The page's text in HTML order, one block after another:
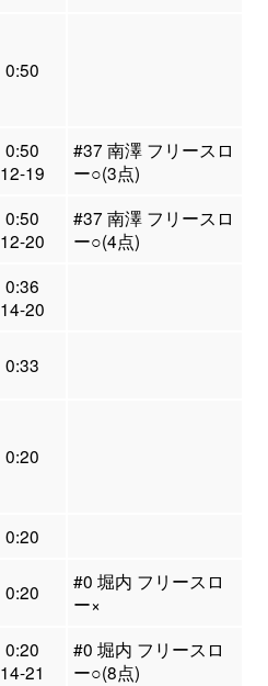
0:50
0:50
12-19
#37 南澤 フリースロ
ー○(3点)
0:50
12-20
#37 南澤 フリースロ
ー○(4点)
0:36
14-20
0:33
0:20
0:20
0:20
#0 堀内 フリースロ
ー×
0:20
14-21
#0 堀内 フリースロ
ー○(8点)